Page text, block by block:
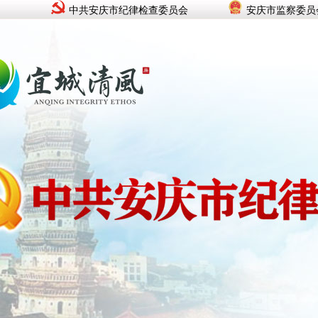
中共安庆市纪律检查委员会 安庆市监察委